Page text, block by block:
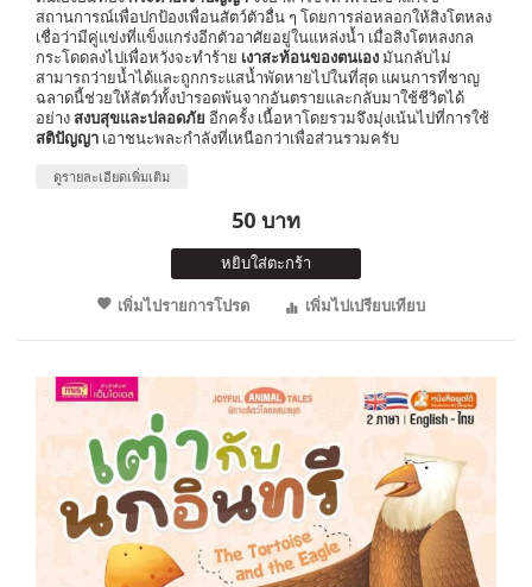
สถานการณ์เพื่อปกป้องเพื่อนสัตว์ตัวอื่น ๆ โดยการล่อหลอกให้สิงโตหลง
เชื่อว่ามีคู่แข่งที่แข็งแกร่งอีกตัวอาศัยอยู่ในแหล่งน้ำ เมื่อสิงโตหลงกล
กระโดดลงไปเพื่อหวังจะทำร้าย เงาสะท้อนของตนเองมันกลับไม่
สามารถว่ายน้ำได้และถูกกระแสน้ำพัดหายไปในที่สุด แผนการที่ชาญ
ฉลาดนี้ช่วยให้สัตว์ทั้งป่ารอดพ้นจากอันตรายและกลับมาใช้ชีวิตได้
อย่างสงบสุขและปลอดภัย อีกครั้ง เนื้อหาโดยรวมจึงมุ่งเน้นไปที่การใช้
สติปัญญา เอาชนะพละกำลังที่เหนือกว่าเพื่อส่วนรวมครับ
ดูรายละเอียดเพิ่มเติม
50 บาท
หยิบใส่ตะกร้า
เพิ่มไปรายการโปรด
เพิ่มไปเปรียบเทียบ